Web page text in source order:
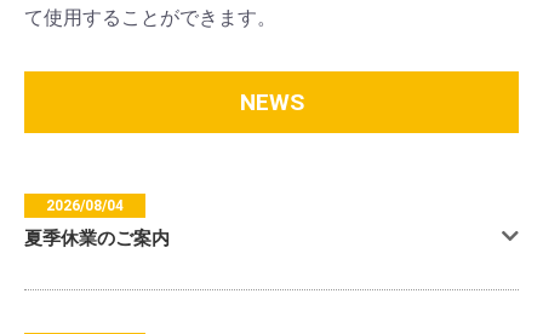
て使用することができます。
NEWS
2026/08/04
夏季休業のご案内